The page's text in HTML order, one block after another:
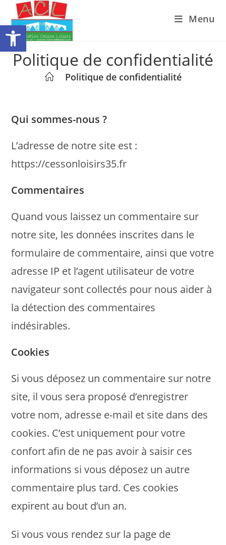
Ouvrir la barre d’outils
content
Menu
Politique de confidentialité
Politique de confidentialité
Qui sommes-nous ?
L’adresse de notre site est :
https://cessonloisirs35.fr
Commentaires
Quand vous laissez un commentaire sur
notre site, les données inscrites dans le
formulaire de commentaire, ainsi que votre
adresse IP et l’agent utilisateur de votre
navigateur sont collectés pour nous aider à
la détection des commentaires
indésirables.
Cookies
Si vous déposez un commentaire sur notre
site, il vous sera proposé d’enregistrer
votre nom, adresse e-mail et site dans des
cookies. C’est uniquement pour votre
confort afin de ne pas avoir à saisir ces
informations si vous déposez un autre
commentaire plus tard. Ces cookies
expirent au bout d’un an.
Si vous vous rendez sur la page de